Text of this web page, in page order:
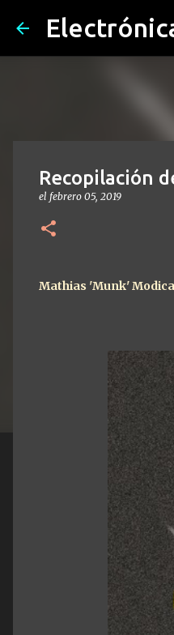
Recopilación
el febrero 05, 2019
Mathias 'Munk'